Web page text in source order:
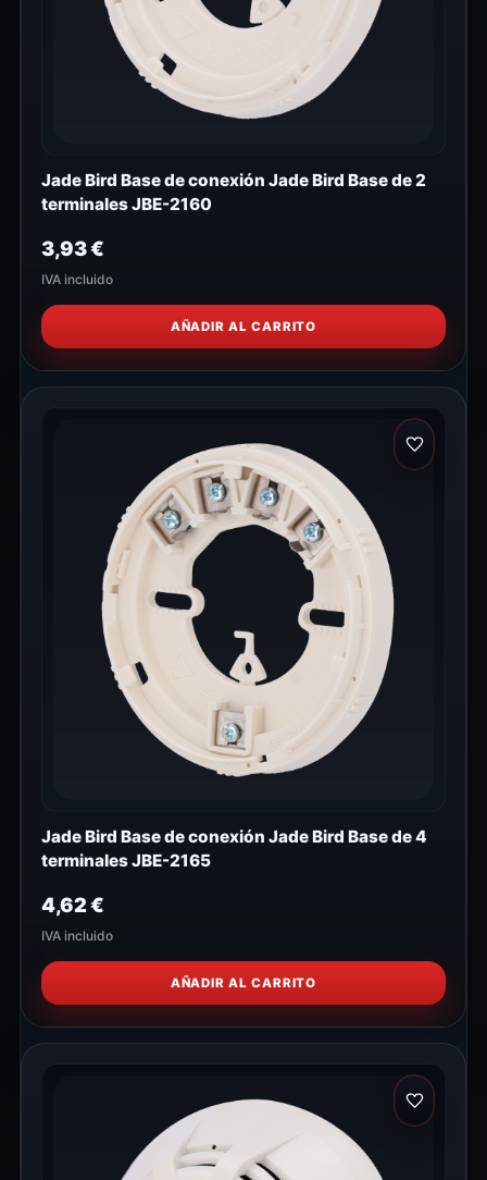
Jade Bird Base de conexión Jade Bird Base de 2
terminales JBE-2160
3,93€
IVA incluido
AÑADIR AL CARRITO
Jade Bird Base de conexión Jade Bird Base de 4
terminales JBE-2165
4,62€
IVA incluido
AÑADIR AL CARRITO